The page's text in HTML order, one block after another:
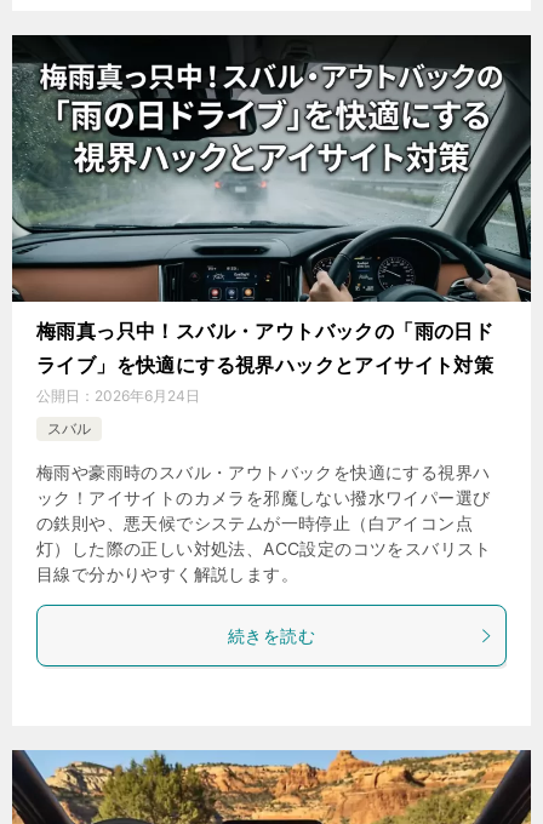
梅雨真っ只中！スバル・アウトバックの「雨の日ド
ライブ」を快適にする視界ハックとアイサイト対策
公開日： 2026年6月24日
スバル
梅雨や豪雨時のスバル・アウトバックを快適にする視界ハ
ック！アイサイトのカメラを邪魔しない撥水ワイパー選び
の鉄則や、悪天候でシステムが一時停止（白アイコン点
灯）した際の正しい対処法、ACC設定のコツをスバリスト
目線で分かりやすく解説します。
続きを読む